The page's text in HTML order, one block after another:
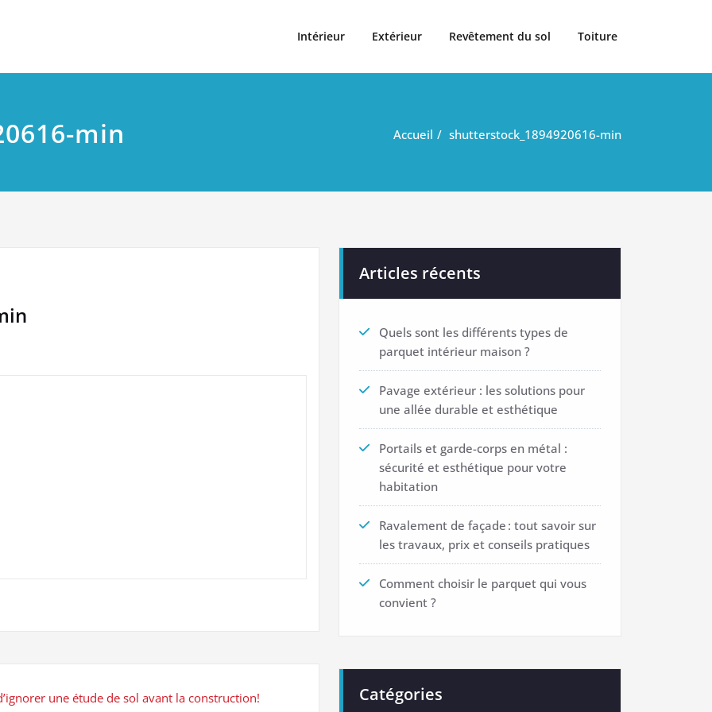
Intérieur Extérieur Revêtement du sol Toiture
min Accueil shutterstock_1894920616-min
une étude de sol avant la construction!
Articles récents
Quels sont les différents types de
parquet intérieur maison ?
Pavage extérieur : les solutions pour
une allée durable et esthétique
Portails et garde-corps en métal :
sécurité et esthétique pour votre
habitation
Ravalement de façade : tout savoir sur
les travaux, prix et conseils pratiques
Comment choisir le parquet qui vous
convient ?
Catégories